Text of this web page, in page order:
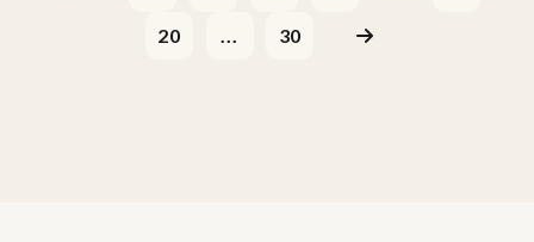
20 ... 30